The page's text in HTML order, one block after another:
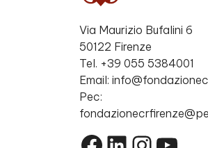
Via Maurizio Bufalini 6
50122 Firenze
Tel. +39 055 5384001
Email:
Pec: